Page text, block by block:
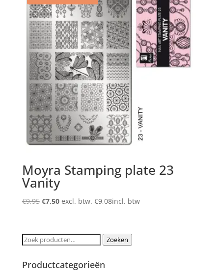
Moyra Stamping plate 23
Vanity
€9,95 Oorspronkelijke
€9,95.
€7,50Huidige
€7,50.
excl. btw. €9,08incl. btw
Zoeken
Zoeken
Productcategorieën